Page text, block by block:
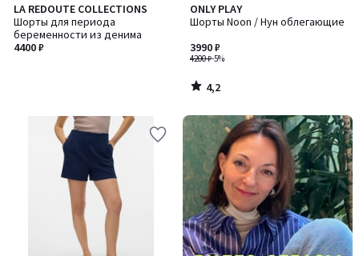
LA REDOUTE COLLECTIONS
Шорты для периода
беременности из денима
4400 ₽
ONLY PLAY
Шорты Noon / Нун облегающие
4200 ₽-5%
3990 ₽
4,2
/ 5
4,2
/
-